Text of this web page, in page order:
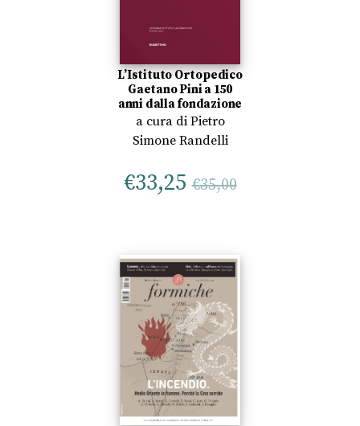
L’Istituto Ortopedico
Gaetano Pini a 150
anni dalla fondazione
a cura di Pietro
Simone Randelli
€33,25 €35,00